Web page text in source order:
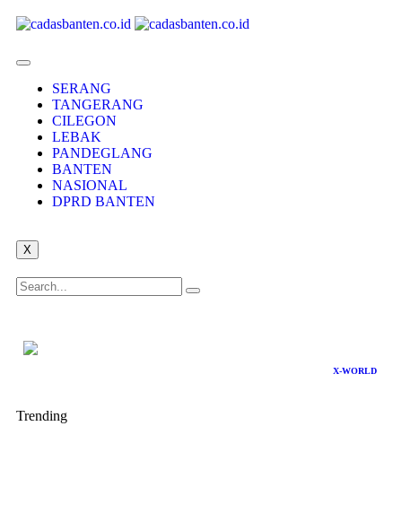
SERANG
TANGERANG
CILEGON
LEBAK
PANDEGLANG
BANTEN
NASIONAL
DPRD BANTEN
X
X-WORLD
Trending